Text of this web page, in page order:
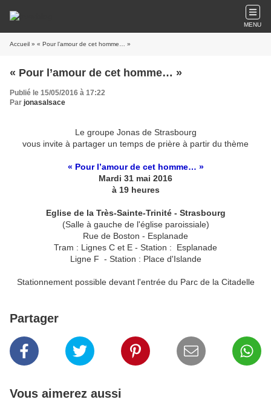
MENU
Accueil » « Pour l’amour de cet homme… »
« Pour l’amour de cet homme… »
Publié le 15/05/2016 à 17:22
Par jonasalsace
Le groupe Jonas de Strasbourg
vous invite à partager un temps de prière à partir du thème
« Pour l’amour de cet homme… »
Mardi 31 mai 2016
à 19 heures
Eglise de la Très-Sainte-Trinité - Strasbourg
(Salle à gauche de l'église paroissiale)
Rue de Boston - Esplanade
Tram : Lignes C et E - Station : Esplanade
Ligne F - Station : Place d'Islande
Stationnement possible devant l'entrée du Parc de la Citadelle
Partager
Vous aimerez aussi